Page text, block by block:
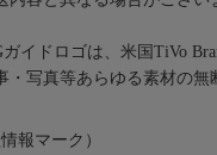
イドロゴは、米国TiVo
写真等あらゆる素材の無
報マーク）